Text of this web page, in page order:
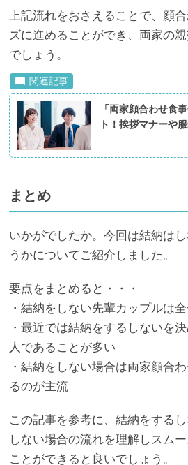
上記流れをおさえることで、顔
ズに進めることができ、両家の
でしょう。
「両家顔合わせ食
ト！挨拶マナーや
まとめ
いかがでしたか。今回は結納は
うかについてご紹介しました。
要点をまとめると・・・
・結納をしない先輩カップルは
・最近では結納をするしないを
人であることが多い
・結納をしない場合は両家顔合
るのが主流
この記事を参考に、結納をするし
しない場合の流れを理解しスム
ことができると良いでしょう。